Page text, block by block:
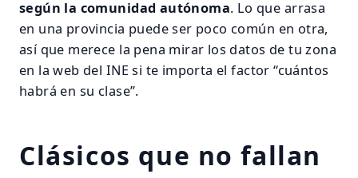
según la comunidad autónoma. Lo que arrasa
en una provincia puede ser poco común en otra,
así que merece la pena mirar los datos de tu zona
en la web del INE si te importa el factor “cuántos
habrá en su clase”.
Clásicos que no fallan